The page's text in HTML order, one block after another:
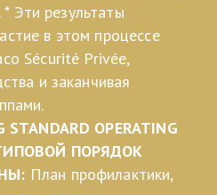
* Эти результаты
в этом процессе
Sécurité Privée,
и заканчивая
STANDARD OPERATING
ТИПОВОЙ ПОРЯДОК
План профилактики,